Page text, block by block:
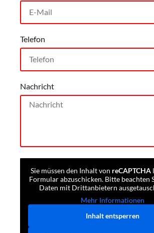
Telefon
Nachricht
Sie müssen den Inhalt von reCAPTCHA
Formular abzuschicken. Bitte beachten
Daten mit Drittanbietern
Mehr Informationen
Inhalt entsperren